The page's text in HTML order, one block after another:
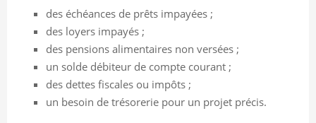
des échéances de prêts impayées ;
des loyers impayés ;
des pensions alimentaires non versées ;
un solde débiteur de compte courant ;
des dettes fiscales ou impôts ;
un besoin de trésorerie pour un projet précis.